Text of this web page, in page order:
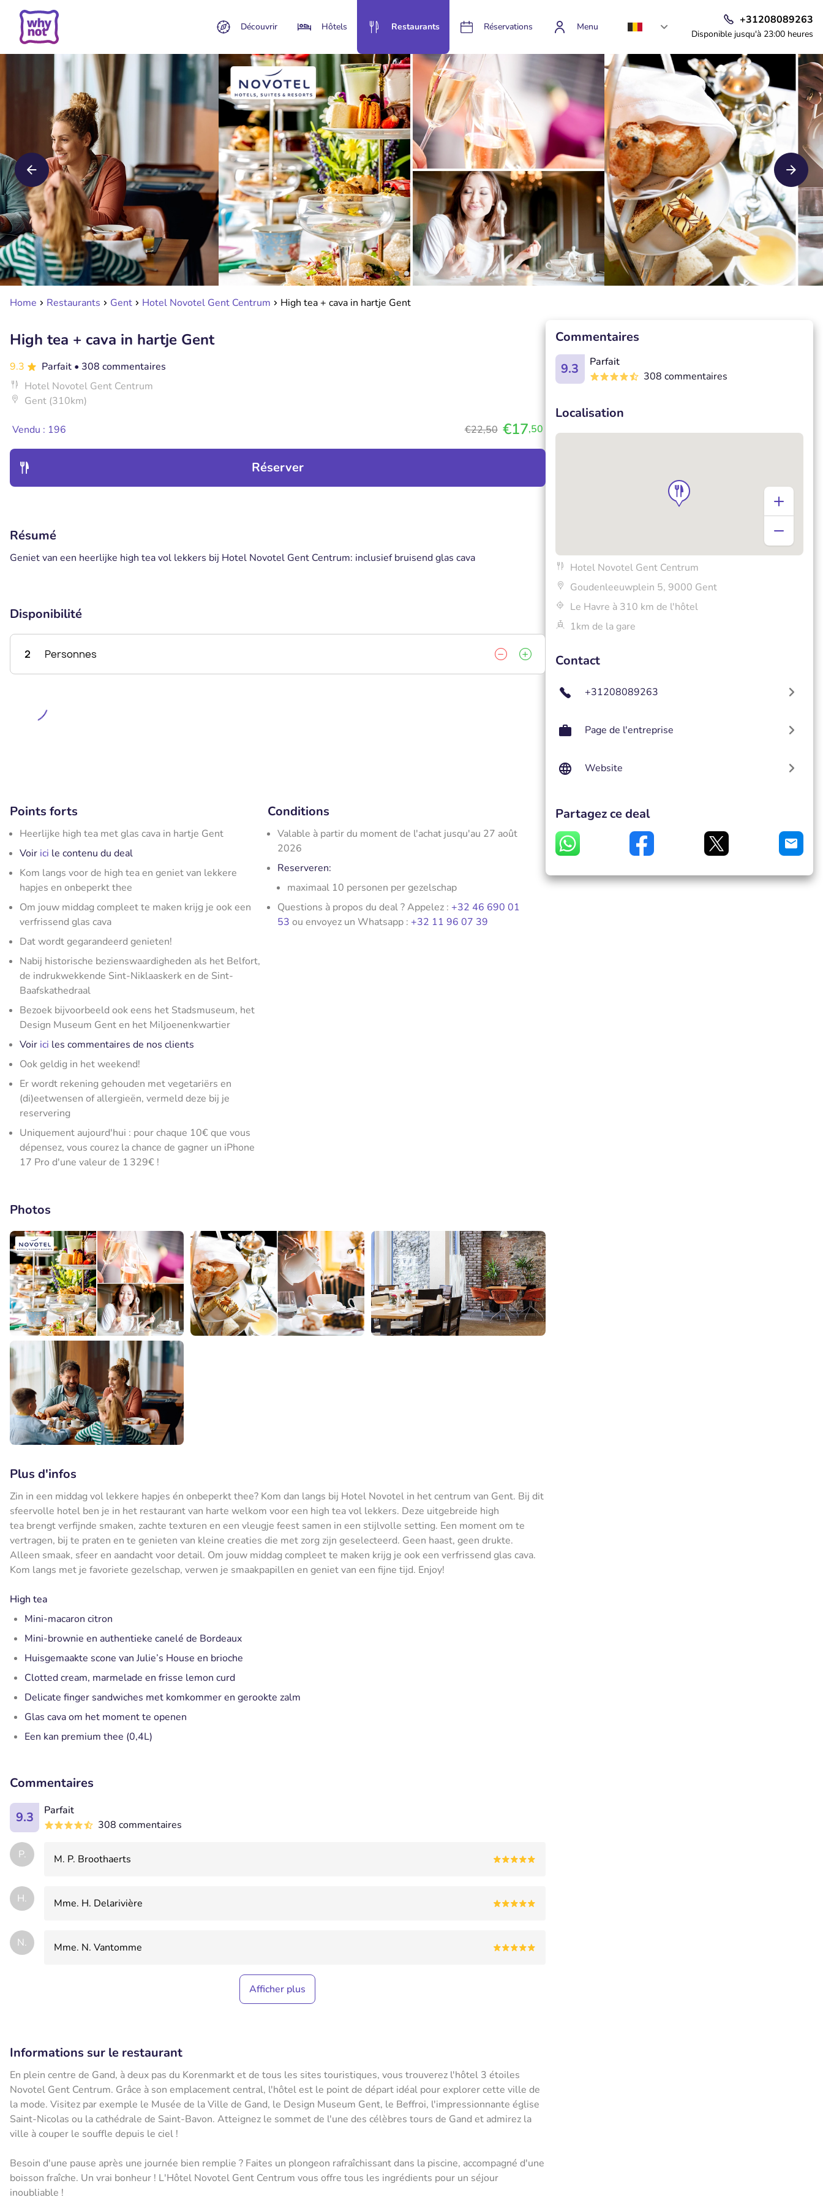
Découvrir Hôtels Restaurants Réservations Menu
+31208089263
Disponible jusqu'à 23:00 heures
Home Restaurants Gent Hotel Novotel Gent Centrum High tea + cava in hartje Gent
High tea + cava in hartje Gent
9.3 Parfait • 308 commentaires
Hotel Novotel Gent Centrum
Gent (310km)
Vendu : 196 €22,50 €17,50
Réserver
Résumé
Geniet van een heerlijke high tea vol lekkers bij Hotel Novotel Gent Centrum: inclusief bruisend glas cava
Disponibilité
2 Personnes
Points forts
Heerlijke high tea met glas cava in hartje Gent
Voir ici le contenu du deal
Kom langs voor de high tea en geniet van lekkere
hapjes en onbeperkt thee
Om jouw middag compleet te maken krijg je ook een
verfrissend glas cava
Dat wordt gegarandeerd genieten!
Nabij historische bezienswaardigheden als het Belfort,
de indrukwekkende Sint-Niklaaskerk en de Sint-
Baafskathedraal
Bezoek bijvoorbeeld ook eens het Stadsmuseum, het
Design Museum Gent en het Miljoenenkwartier
Voir ici les commentaires de nos clients
Ook geldig in het weekend!
Er wordt rekening gehouden met vegetariërs en
(di)eetwensen of allergieën, vermeld deze bij je
reservering
Uniquement aujourd'hui : pour chaque 10€ que vous
dépensez, vous courez la chance de gagner un iPhone
17 Pro d'une valeur de 1 329€ !
Conditions
Valable à partir du moment de l'achat jusqu'au 27 août
2026
Reserveren:
maximaal 10 personen per gezelschap
Questions à propos du deal ? Appelez : +32 46 690 01
53 ou envoyez un Whatsapp : +32 11 96 07 39
Photos
Plus d'infos
Zin in een middag vol lekkere hapjes én onbeperkt thee? Kom dan langs bij Hotel Novotel in het centrum van Gent. Bij dit
sfeervolle hotel ben je in het restaurant van harte welkom voor een high tea vol lekkers. Deze uitgebreide high
tea brengt verfijnde smaken, zachte texturen en een vleugje feest samen in een stijlvolle setting. Een moment om te
vertragen, bij te praten en te genieten van kleine creaties die met zorg zijn geselecteerd. Geen haast, geen drukte.
Alleen smaak, sfeer en aandacht voor detail. Om jouw middag compleet te maken krijg je ook een verfrissend glas cava.
Kom langs met je favoriete gezelschap, verwen je smaakpapillen en geniet van een fijne tijd. Enjoy!
High tea
Mini-macaron citron
Mini-brownie en authentieke canelé de Bordeaux
Huisgemaakte scone van Julie’s House en brioche
Clotted cream, marmelade en frisse lemon curd
Delicate finger sandwiches met komkommer en gerookte zalm
Glas cava om het moment te openen
Een kan premium thee (0,4L)
Commentaires
9.3
Parfait
308 commentaires
P. M. P. Broothaerts
H. Mme. H. Delarivière
N. Mme. N. Vantomme
Afficher plus
Informations sur le restaurant
En plein centre de Gand, à deux pas du Korenmarkt et de tous les sites touristiques, vous trouverez l'hôtel 3 étoiles
Novotel Gent Centrum. Grâce à son emplacement central, l'hôtel est le point de départ idéal pour explorer cette ville de
la mode. Visitez par exemple le Musée de la Ville de Gand, le Design Museum Gent, le Beffroi, l'impressionnante église
Saint-Nicolas ou la cathédrale de Saint-Bavon. Atteignez le sommet de l'une des célèbres tours de Gand et admirez la
ville à couper le souffle depuis le ciel !
Besoin d'une pause après une journée bien remplie ? Faites un plongeon rafraîchissant dans la piscine, accompagné d'une
boisson fraîche. Un vrai bonheur ! L'Hôtel Novotel Gent Centrum vous offre tous les ingrédients pour un séjour
inoubliable !
Commentaires
9.3
Parfait
308 commentaires
Localisation
Hotel Novotel Gent Centrum
Goudenleeuwplein 5, 9000 Gent
Le Havre à 310 km de l'hôtel
1km de la gare
Contact
+31208089263
Page de l'entreprise
Website
Partagez ce deal